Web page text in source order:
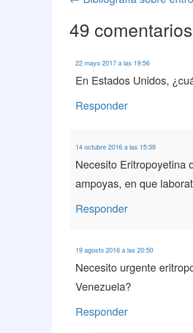
o
k
ail
de
entradas
49
22 mayo 2017 a las 19:56
En Estados Unidos,
Responder
14 octubre 2016 a las 15:39
Necesito Eritropoyetina
ampoyas, en que
Responder
19 agosto 2016 a las 20:50
Necesito urgente
Venezuela?
Responder